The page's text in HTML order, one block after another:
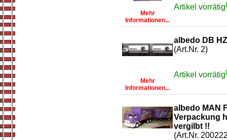
Mehr
Informationen...
Artikel vorrätig
Mehr
Informationen...
albedo DB
(Art.Nr. 2)
Artikel vorrätig
albedo MAN
Verpackung
vergilbt !!
(Art.Nr.